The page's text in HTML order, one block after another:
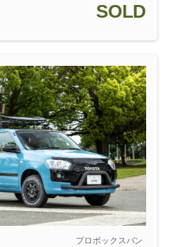
SOLD
プロボックスバン